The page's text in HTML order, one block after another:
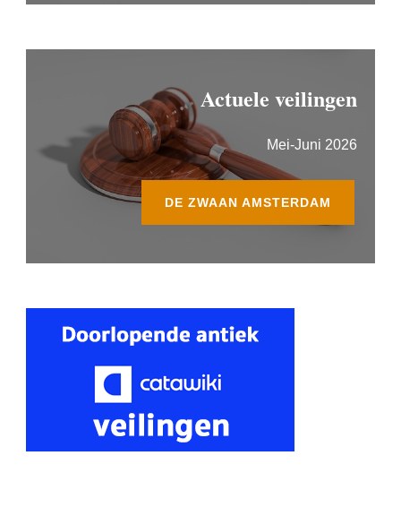
Actuele veilingen
Mei-Juni 2026
DE ZWAAN AMSTERDAM